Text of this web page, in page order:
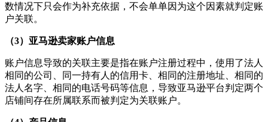
数情况下只会作为补充依据，不会单单因为这个因素就判定账
户关联。
（3）亚马逊卖家账户信息
账户信息导致的关联主要是指在账户注册过程中，使用了法人
相同的公司、同一持有人的信用卡、相同的注册地址、相同的
法人名字、相同的电话号码等信息，导致亚马逊平台判定两个
店铺间存在所属联系而被判定为关联账户。